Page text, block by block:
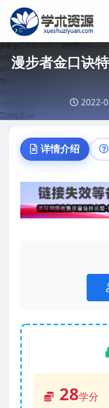
漫步者金口诀
2022-
详情介绍
28学分